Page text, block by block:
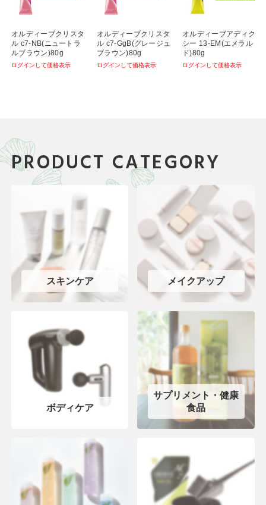
オルディーブクリスタ
ル c7-NB(ニュートラ
ルブラウン)80g
ログインして価格表示
オルディーブクリスタ
ル c7-GgB(グレージュ
ブラウン)80g
ログインして価格表示
オルディーブアディク
シー 13-EM(エメラル
ド)80g
ログインして価格表示
PRODUCT CATEGORY
スキンケア メイクアップ
ボディケア
サプリメント・健康
食品